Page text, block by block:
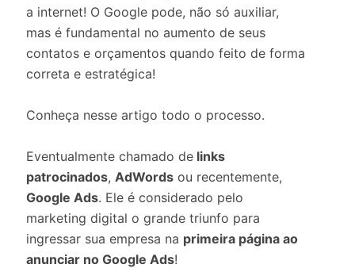
a internet! O Google pode, não só auxiliar,
mas é fundamental no aumento de seus
contatos e orçamentos quando feito de forma
correta e estratégica!
Conheça nesse artigo todo o processo.
Eventualmente chamado de links
patrocinados, AdWords ou recentemente,
Google Ads. Ele é considerado pelo
marketing digital o grande triunfo para
ingressar sua empresa na primeira página ao
anunciar no Google Ads!